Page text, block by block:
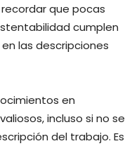
que pocas
cumplen
las descripciones
en
incluso si no se
del trabajo. Es